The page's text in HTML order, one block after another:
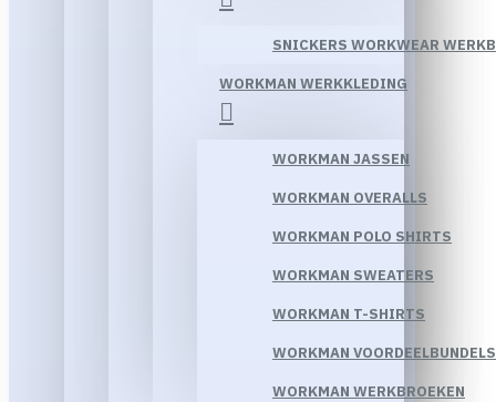
SNICKERS WORKWEAR
WORKMAN WERKKLEDING
WORKMAN JASSEN
WORKMAN OVERALLS
WORKMAN POLO SHIRTS
WORKMAN SWEATERS
WORKMAN T-SHIRTS
WORKMAN VOORDEELBUNDELS
WORKMAN WERKBROEKEN